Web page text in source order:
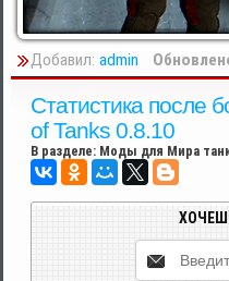
Добавил: admin
Cтатистика после
of Tanks 0.8.10
В разделе: Моды для Мира